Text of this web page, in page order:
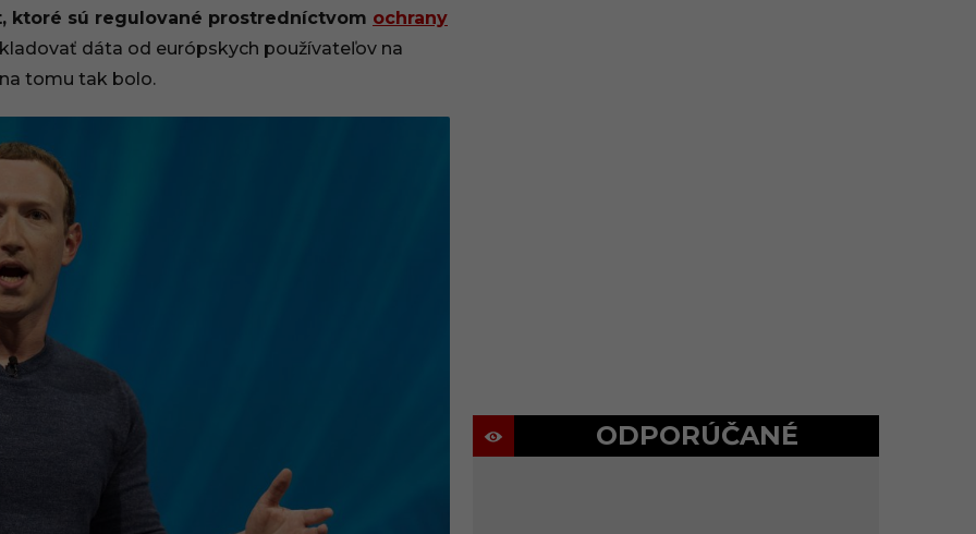
ktoré sú regulované prostredníctvom ochrany
dáta od európskych používateľov na
tomu tak bolo.
ODPORÚČANÉ